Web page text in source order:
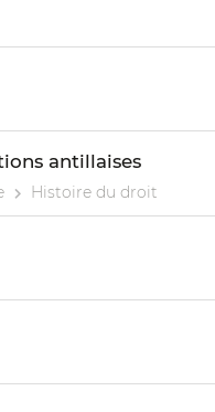
antillaises
Histoire du droit